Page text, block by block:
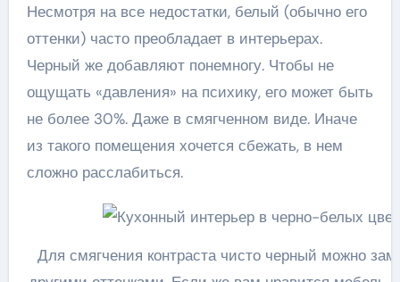
Несмотря на все недостатки, белый (обычно его
оттенки) часто преобладает в интерьерах.
Черный же добавляют понемногу. Чтобы не
ощущать «давления» на психику, его может быть
не более 30%. Даже в смягченном виде. Иначе
из такого помещения хочется сбежать, в нем
сложно расслабиться.
Для смягчения контраста чисто черный можно